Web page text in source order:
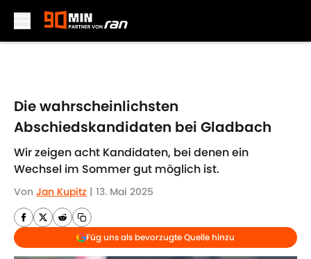
Die wahrscheinlichsten
Abschiedskandidaten bei Gladbach
Wir zeigen acht Kandidaten, bei denen ein
Wechsel im Sommer gut möglich ist.
Von Jan Kupitz | 13. Mai 2025
Füg uns als bevorzugte Quelle hinzu